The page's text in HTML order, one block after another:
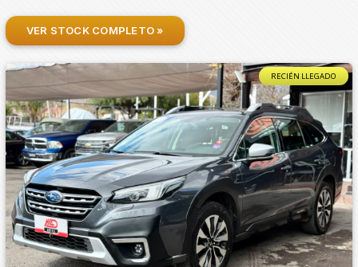
VER STOCK COMPLETO »
RECIÉN LLEGADO